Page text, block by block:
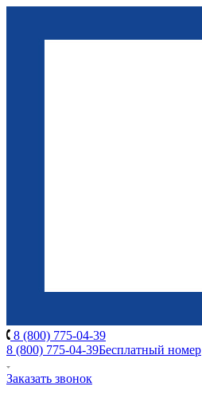
8 (800) 775-04-39
8 (800) 775-04-39Бесплатный номер
Заказать звонок